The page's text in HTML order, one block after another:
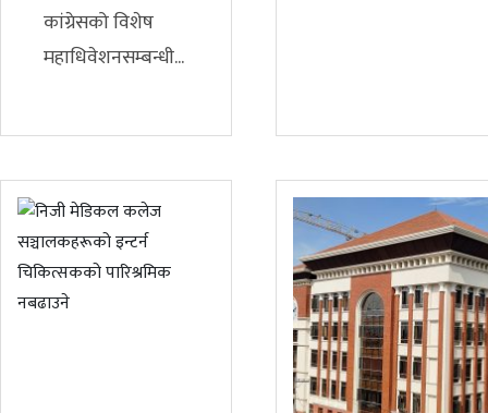
कांग्रेसको विशेष
महाधिवेशनसम्बन्धी...